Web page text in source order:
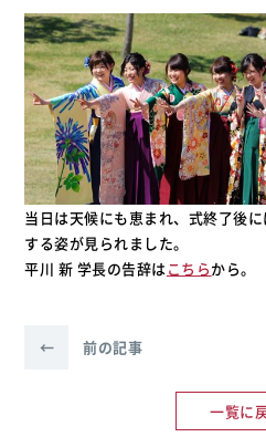
当日は天候にも恵まれ、式終了後
する姿が見られました。
平川 新 学長の告辞はこちらから。
← 前の記事
一覧に